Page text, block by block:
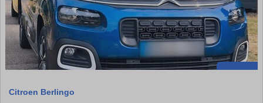
Citroen Berlingo